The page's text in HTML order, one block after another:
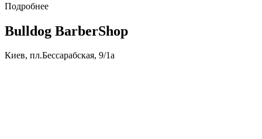
Подробнее
Bulldog BarberShop
Киев, пл.Бессарабская, 9/1а